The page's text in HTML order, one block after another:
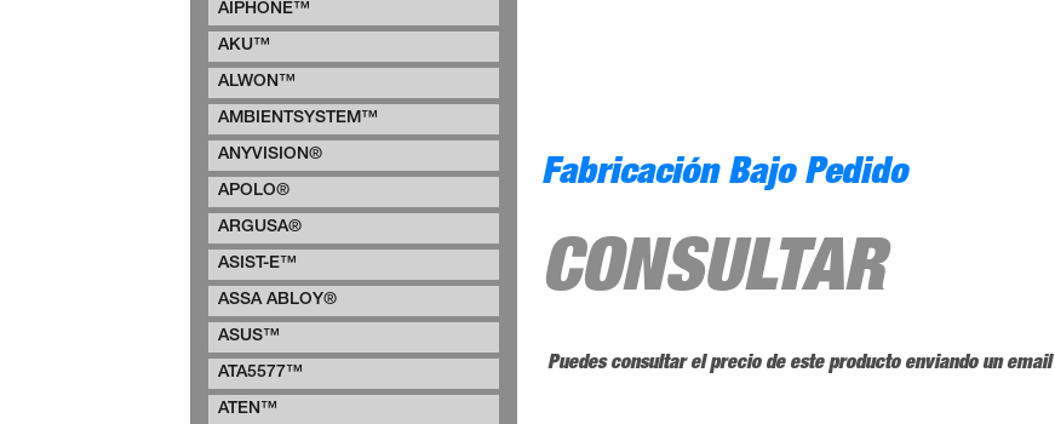
AIPHONE™
AKU™
ALWON™
AMBIENTSYSTEM™
ANYVISION®
APOLO®
ARGUSA®
ASIST-E™
ASSA ABLOY®
ASUS™
ATA5577™
ATEN™
Fabricación Bajo Pedido
CONSULTAR
Puedes consultar el precio de este producto enviando un